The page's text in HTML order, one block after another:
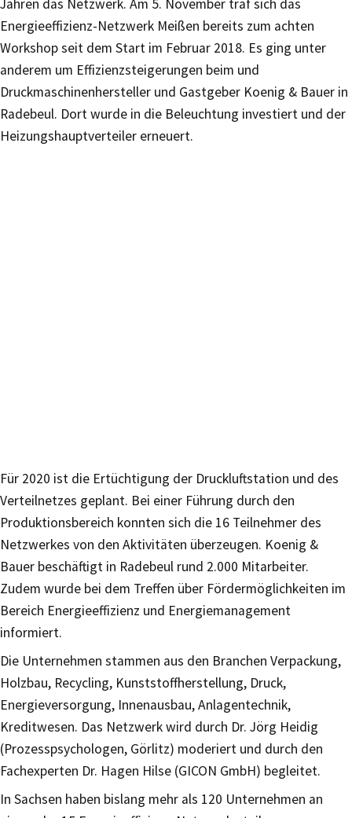
Jahren das Netzwerk. Am 5. November traf sich das
Energieeffizienz-Netzwerk Meißen bereits zum achten
Workshop seit dem Start im Februar 2018. Es ging unter
anderem um Effizienzsteigerungen beim und
Druckmaschinenhersteller und Gastgeber Koenig & Bauer in
Radebeul. Dort wurde in die Beleuchtung investiert und der
Heizungshauptverteiler erneuert.
Für 2020 ist die Ertüchtigung der Druckluftstation und des
Verteilnetzes geplant. Bei einer Führung durch den
Produktionsbereich konnten sich die 16 Teilnehmer des
Netzwerkes von den Aktivitäten überzeugen. Koenig &
Bauer beschäftigt in Radebeul rund 2.000 Mitarbeiter.
Zudem wurde bei dem Treffen über Fördermöglichkeiten im
Bereich Energieeffizienz und Energiemanagement
informiert.
Die Unternehmen stammen aus den Branchen Verpackung,
Holzbau, Recycling, Kunststoffherstellung, Druck,
Energieversorgung, Innenausbau, Anlagentechnik,
Kreditwesen. Das Netzwerk wird durch Dr. Jörg Heidig
(Prozesspsychologen, Görlitz) moderiert und durch den
Fachexperten Dr. Hagen Hilse (GICON GmbH) begleitet.
In Sachsen haben bislang mehr als 120 Unternehmen an